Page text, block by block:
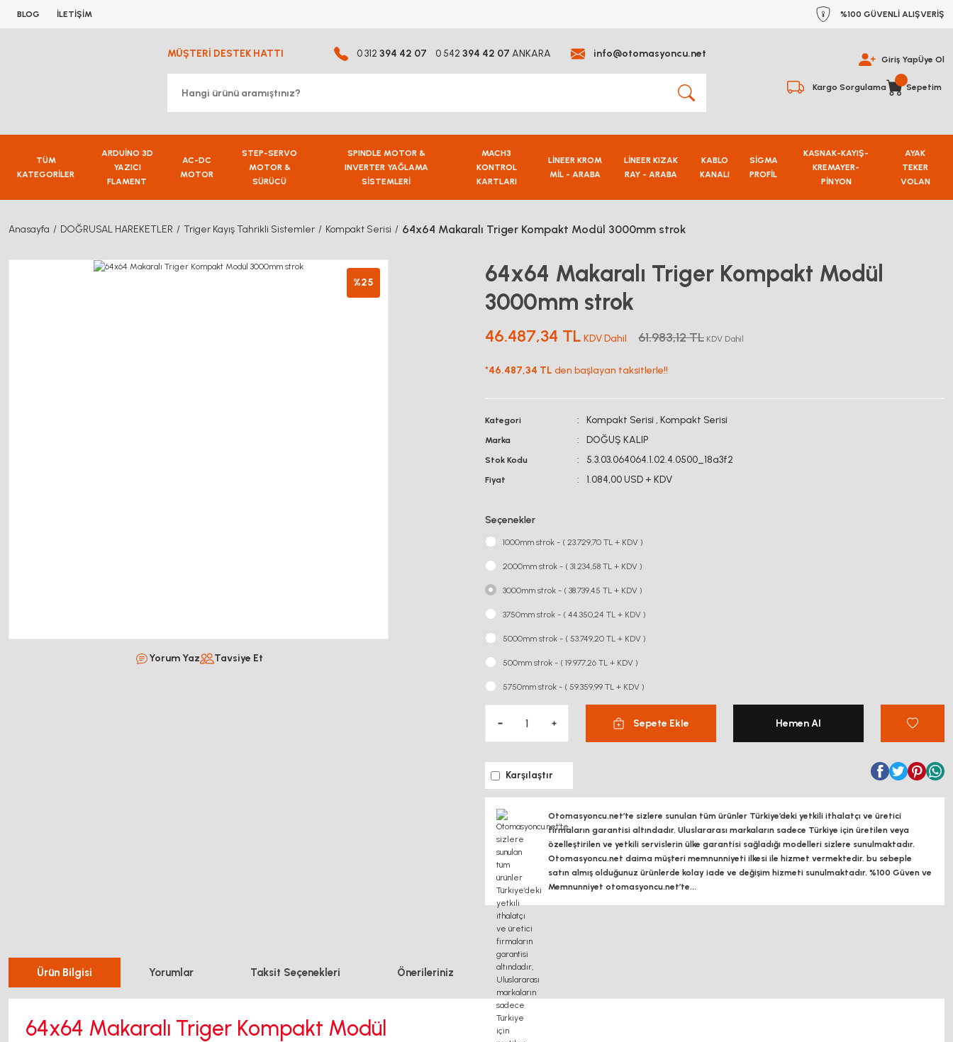
BLOG İLETİŞİM %100 GÜVENLİ ALIŞVERİŞ
MÜŞTERİ DESTEK HATTI 0 312 394 42 07 0 542 394 42 07 ANKARA info@otomasyoncu.net Giriş YapÜye Ol
Kargo Sorgulama Sepetim
TÜM
KATEGORİLER
ARDUİNO 3D
YAZICI
FLAMENT
AC-DC
MOTOR
STEP-SERVO
MOTOR &
SÜRÜCÜ
SPINDLE MOTOR &
INVERTER YAĞLAMA
SİSTEMLERİ
MACH3
KONTROL
KARTLARI
LİNEER KROM
MİL - ARABA
LİNEER KIZAK
RAY - ARABA
KABLO
KANALI
SİGMA
PROFİL
KASNAK-KAYIŞ-
KREMAYER-
PİNYON
AYAK
TEKER
VOLAN
Anasayfa DOĞRUSAL HAREKETLER Triger Kayış Tahrikli Sistemler Kompakt Serisi 64x64 Makaralı Triger Kompakt Modül 3000mm strok
%25
Yorum Yaz Tavsiye Et
64x64 Makaralı Triger Kompakt Modül
3000mm strok
46.487,34 TL KDV Dahil 61.983,12 TL KDV Dahil
*46.487,34 TL den başlayan taksitlerle!!
Kategori Kompakt Serisi , Kompakt Serisi
Marka DOĞUŞ KALIP
Stok Kodu 5.3.03.064064.1.02.4.0500_18a3f2
Fiyat 1.084,00 USD + KDV
Seçenekler
1000mm strok - ( 23.729,70 TL + KDV )
2000mm strok - ( 31.234,58 TL + KDV )
3000mm strok - ( 38.739,45 TL + KDV )
3750mm strok - ( 44.350,24 TL + KDV )
5000mm strok - ( 53.749,20 TL + KDV )
500mm strok - ( 19.977,26 TL + KDV )
5750mm strok - ( 59.359,99 TL + KDV )
Sepete Ekle Hemen Al
Karşılaştır
Otomasyoncu.net’te sizlere sunulan tüm ürünler Türkiye’deki yetkili ithalatçı ve üretici
firmaların garantisi altındadır, Uluslararası markaların sadece Türkiye için üretilen veya
özelleştirilen ve yetkili servislerin ülke garantisi sağladığı modelleri sizlere sunulmaktadır.
Otomasyoncu.net daima müşteri memnunniyeti ilkesi ile hizmet vermektedir. bu sebeple
satın almış olduğunuz ürünlerde kolay iade ve değişim hizmeti sunulmaktadır. %100 Güven ve
Memnunniyet otomasyoncu.net’te...
Ürün Bilgisi Yorumlar Taksit Seçenekleri Önerileriniz
64x64 Makaralı Triger Kompakt Modül